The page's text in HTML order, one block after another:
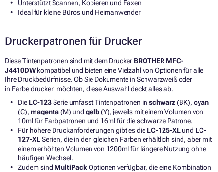
Unterstützt Scannen, Kopieren und Faxen
Ideal für kleine Büros und Heimanwender
Druckerpatronen für Drucker
Diese Tintenpatronen sind mit dem Drucker BROTHER MFC-
J4410DW kompatibel und bieten eine Vielzahl von Optionen für alle
Ihre Druckbedürfnisse. Ob Sie Dokumente in Schwarzweiß oder
in Farbe drucken möchten, diese Auswahl deckt alles ab.
Die LC-123Serie umfasst Tintenpatronen in schwarz(BK), cyan
(C), magenta(M) und gelb(Y), jeweils mit einem Volumen von
10ml für Farbpatronen und 16ml für die schwarze Patrone.
Für höhere Druckanforderungen gibt es die LC-125-XL und LC-
127-XLSerien, die in den gleichen Farben erhältlich sind, aber mit
einem erhöhten Volumen von 1200ml für längere Nutzung ohne
häufigen Wechsel.
Zudem sind MultiPack Optionen verfügbar, die eine Kombination